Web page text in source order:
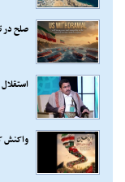
صلح در
واکنش